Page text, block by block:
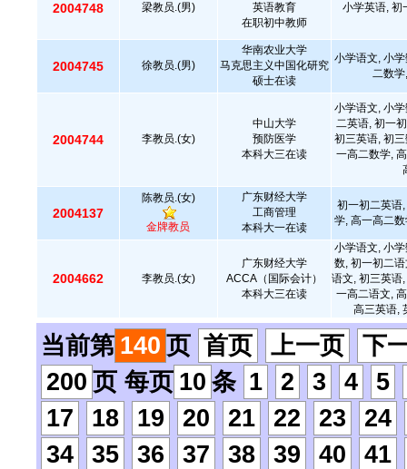
2004748 梁教员.(男)
英语教育
在职初中教师
小学英语, 初
2004745 徐教员.(男)
华南农业大学
马克思主义中国化研究
硕士在读
小学语文, 小
二数
2004744 李教员.(女)
中山大学
预防医学
本科大三在读
小学语文, 小
二英语, 初一
初三英语, 初
一高二数学,
2004137
陈教员.(女)
金牌教员
广东财经大学
工商管理
本科大一在读
初一初二英语
学, 高一高二
2004662 李教员.(女)
广东财经大学
ACCA（国际会计）
本科大三在读
小学语文, 小
数, 初一初二
语文, 初三英语
一高二语文,
高三英语,
当前第 140 页 首页 上一页
下
200 页 每页 10 条 1 2 3 4
5
17
18 19 20 21 22 23
24
34
35 36 37 38 39 40
41